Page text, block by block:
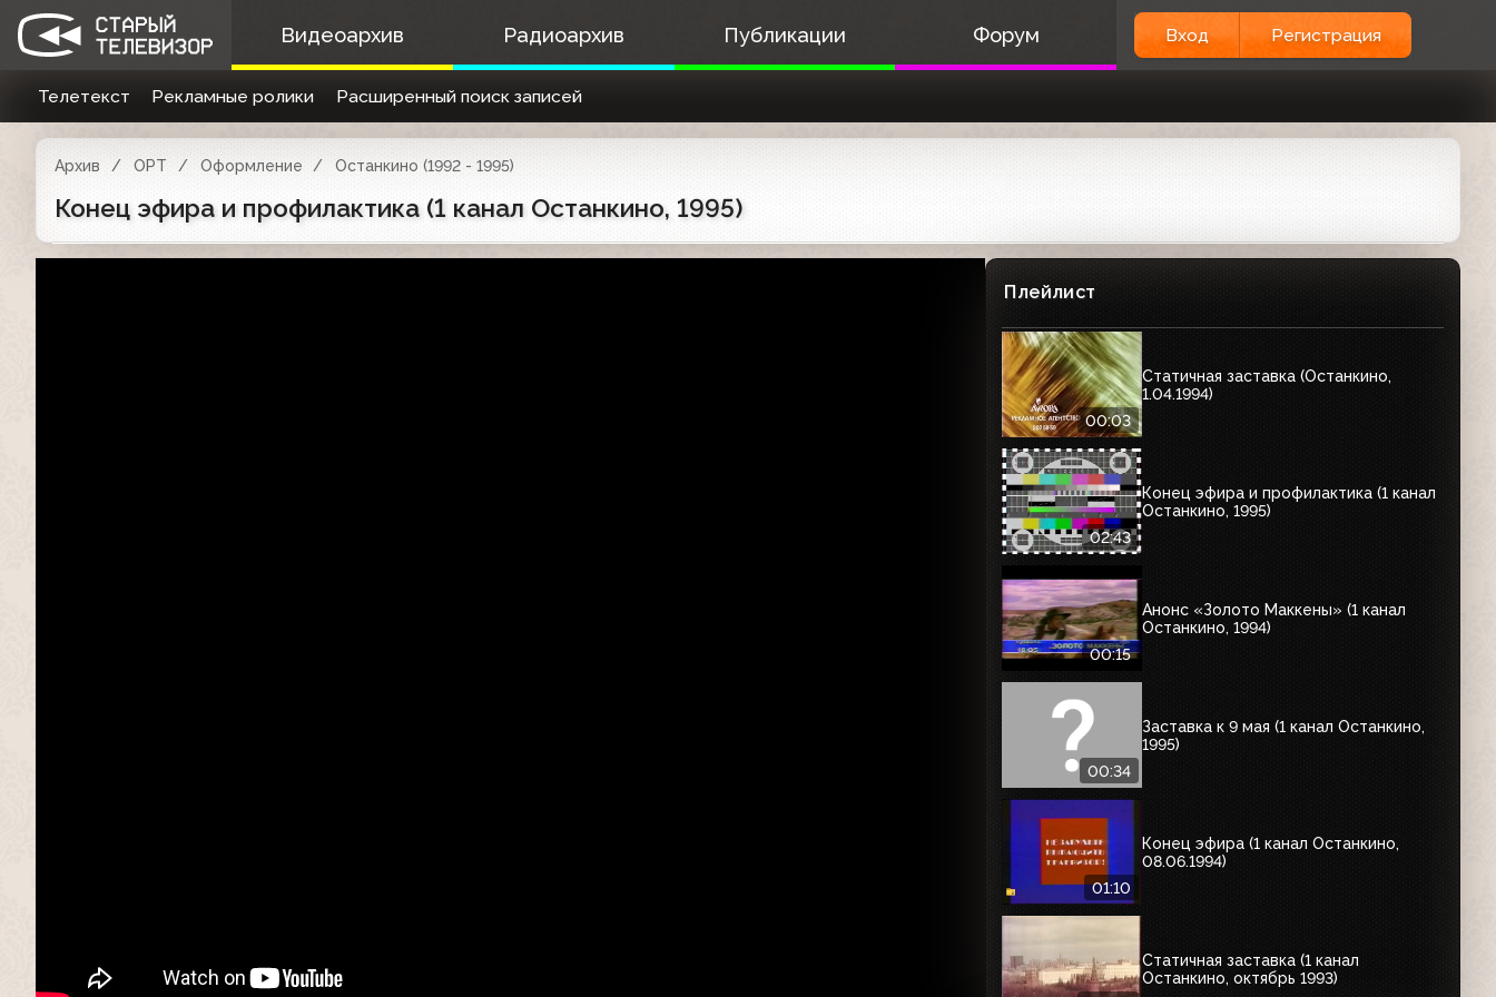
Видеоархив Радиоархив Публикации Форум Вход Регистрация
Телетекст Рекламные ролики Расширенный поиск записей
Архив ОРТ Оформление Останкино (1992 - 1995)
Конец эфира и профилактика (1 канал Останкино, 1995)
Плейлист
00:03
Статичная заставка (Останкино,
1.04.1994)
02:43
Конец эфира и профилактика (1 канал
Останкино, 1995)
00:15
Анонс «Золото Маккены» (1 канал
Останкино, 1994)
00:34
Заставка к 9 мая (1 канал Останкино,
1995)
01:10
Конец эфира (1 канал Останкино,
08.06.1994)
Статичная заставка (1 канал
Останкино, октябрь 1993)